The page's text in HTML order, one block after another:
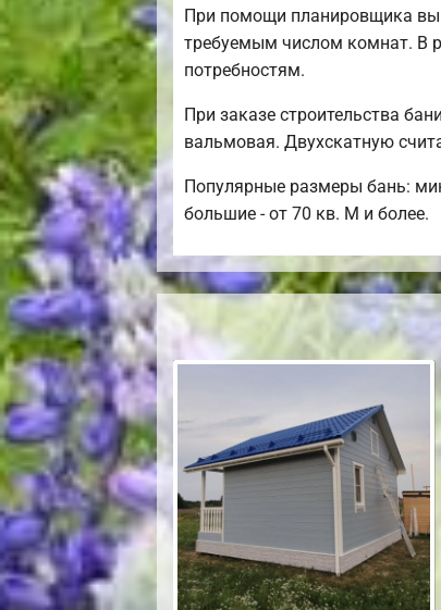
При помощи планировщика вы
требуемым числом комнат. В
потребностям.
При заказе строительства
вальмовая. Двухскатную
Популярные размеры бань:
большие - от 70 кв. М и более.